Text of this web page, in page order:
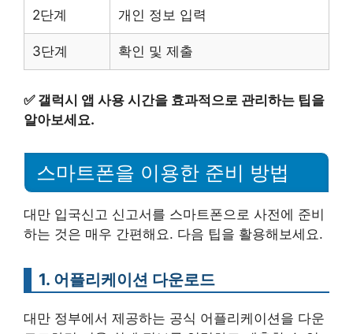
2단계 개인 정보 입력
3단계 확인 및 제출
✅ 갤럭시 앱 사용 시간을 효과적으로 관리하는 팁을
알아보세요.
스마트폰을 이용한 준비 방법
대만 입국신고 신고서를 스마트폰으로 사전에 준비
하는 것은 매우 간편해요. 다음 팁을 활용해보세요.
1. 어플리케이션 다운로드
대만 정부에서 제공하는 공식 어플리케이션을 다운